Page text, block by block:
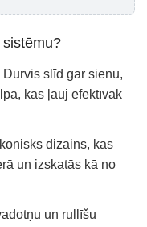
Durvis slīd gar sienu,
kas ļauj efektīvāk
dizains, kas
un izskatās kā no
un rullīšu